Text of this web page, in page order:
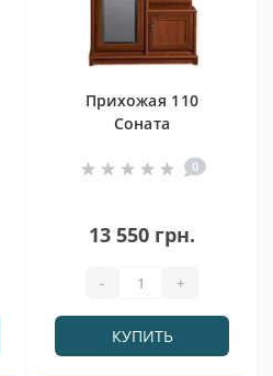
Прихожая 110
Соната
0
13 550 грн.
- +
КУПИТЬ